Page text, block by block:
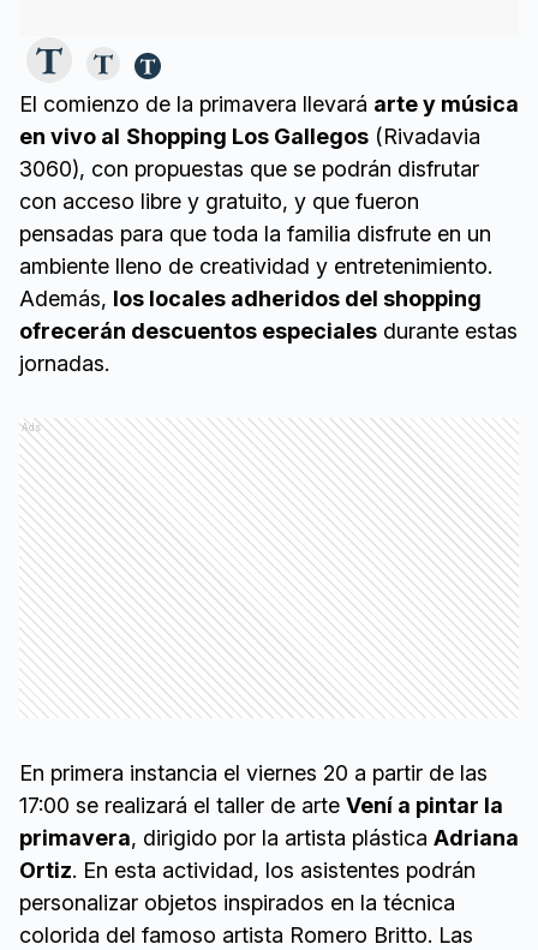
El comienzo de la primavera llevará arte y música
en vivo al Shopping Los Gallegos (Rivadavia
3060), con propuestas que se podrán disfrutar
con acceso libre y gratuito, y que fueron
pensadas para que toda la familia disfrute en un
ambiente lleno de creatividad y entretenimiento.
Además, los locales adheridos del shopping
ofrecerán descuentos especiales durante estas
jornadas.
Ads
En primera instancia el viernes 20 a partir de las
17:00 se realizará el taller de arte Vení a pintar la
primavera, dirigido por la artista plástica Adriana
Ortiz. En esta actividad, los asistentes podrán
personalizar objetos inspirados en la técnica
colorida del famoso artista Romero Britto. Las